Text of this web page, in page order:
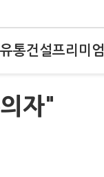
유통건설프리미엄
자"